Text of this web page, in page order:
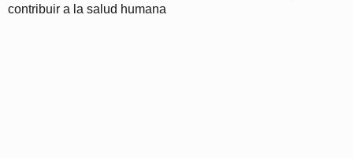
contribuir a la salud humana